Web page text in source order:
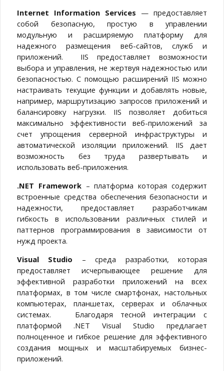
Internet Information Services — предоставляет
собой безопасную, простую в управлении
модульную и расширяемую платформу для
надежного размещения веб-сайтов, служб и
приложений. IIS предоставляет возможности
выбора и управления, не жертвуя надежностью или
безопасностью. С помощью расширений IIS можно
настраивать текущие функции и добавлять новые,
например, маршрутизацию запросов приложений и
балансировку нагрузки. IIS позволяет добиться
максимально эффективности веб-приложений за
счет упрощения серверной инфраструктуры и
автоматической изоляции приложений. IIS дает
возможность без труда развертывать и
использовать веб-приложения.
.NET Framework– платформа которая содержит
встроенные средства обеспечения безопасности и
надежности, предоставляет разработчикам
гибкость в использовании различных стилей и
паттернов программирования в зависимости от
нужд проекта.
Visual Studio – среда разработки, которая
предоставляет исчерпывающее решение для
эффективной разработки приложений на всех
платформах, в том числе смартфонах, настольных
компьютерах, планшетах, серверах и облачных
системах. Благодаря тесной интеграции с
платформой .NET Visual Studio предлагает
полноценное и гибкое решение для эффективного
создания мощных и масштабируемых бизнес-
приложений.